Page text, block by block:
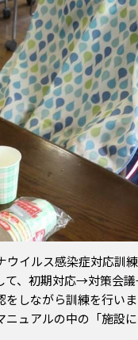
イルス感染症対応訓練
て、初期対応→対策
しながら訓練を行いま
ュアルの中の「施設